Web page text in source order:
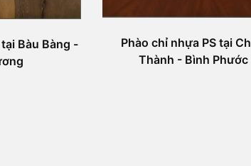
Bàu Bàng -
Phào chỉ nhựa PS tại
Thành - Bình Phước